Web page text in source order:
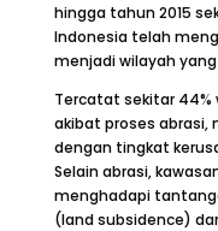
hingga tahun 2015
Indonesia telah
menjadi wilayah
Tercatat sekitar
akibat proses abrasi,
dengan tingkat
Selain abrasi,
menghadapi
(land subsidence)